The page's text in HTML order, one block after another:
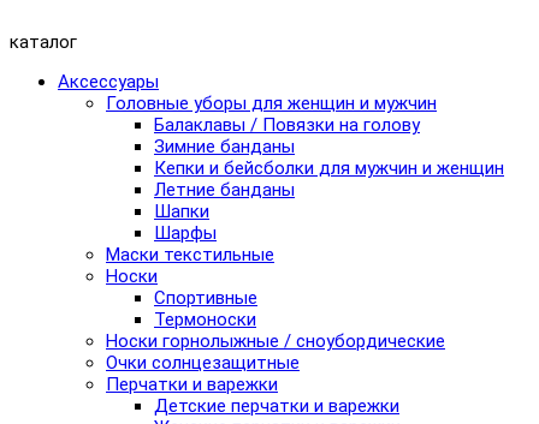
каталог
Аксессуары
Головные уборы для женщин и мужчин
Балаклавы / Повязки на голову
Зимние банданы
Кепки и бейсболки для мужчин и женщин
Летние банданы
Шапки
Шарфы
Маски текстильные
Носки
Спортивные
Термоноски
Носки горнолыжные / сноубордические
Очки солнцезащитные
Перчатки и варежки
Детские перчатки и варежки